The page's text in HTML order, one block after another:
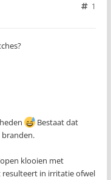
1
Bestaat dat
klooien met
in irritatie ofwel